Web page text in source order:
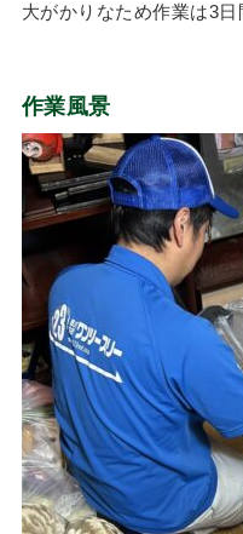
大がかりなため作業は3日
作業風景